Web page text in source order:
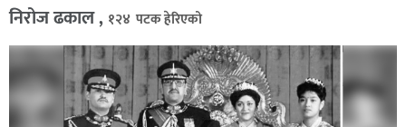
निरोज ढकाल , १२४ पटक हेरिएको